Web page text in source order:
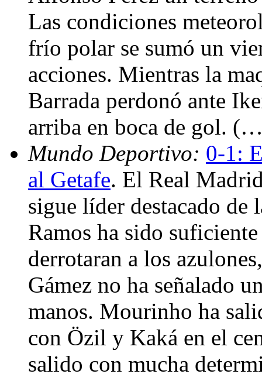
Las condiciones
frío polar se sumó un
acciones. Mientras la
Barrada perdonó ante
arriba en boca de gol.
Mundo Deportivo: 0-1:
al Getafe. El Real
sigue líder destacado
Ramos ha sido
derrotaran a los
Gámez no ha señalado
manos. Mourinho ha
con Özil y Kaká en el
salido con mucha